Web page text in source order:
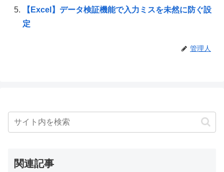
【Excel】データ検証機能で入力ミスを未然に防ぐ設
定
管理人
関連記事